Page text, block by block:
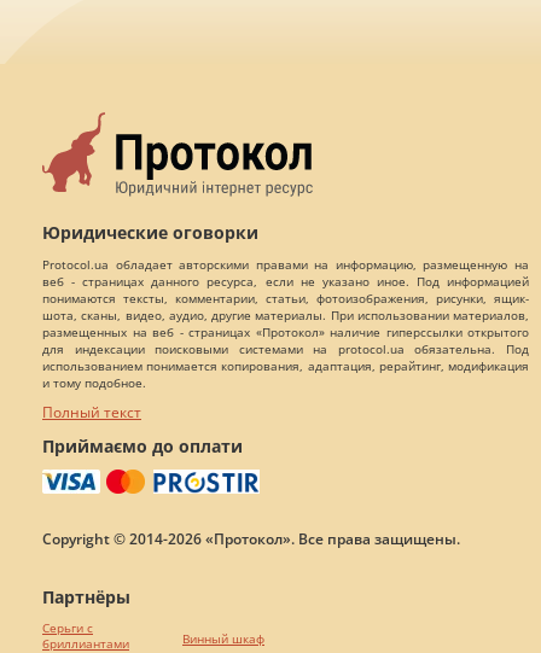
Юридические оговорки
Protocol.ua обладает авторскими правами на информацию, размещенную на
веб - страницах данного ресурса, если не указано иное. Под информацией
понимаются тексты, комментарии, статьи, фотоизображения, рисунки, ящик-
шота, сканы, видео, аудио, другие материалы. При использовании материалов,
размещенных на веб - страницах «Протокол» наличие гиперссылки открытого
для индексации поисковыми системами на protocol.ua обязательна. Под
использованием понимается копирования, адаптация, рерайтинг, модификация
и тому подобное.
Полный текст
Приймаємо до оплати
Copyright © 2014-2026 «Протокол». Все права защищены.
Партнёры
Серьги с
бриллиантами
Винный шкаф